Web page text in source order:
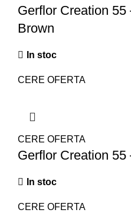
Gerflor Creation
Brown
In stoc
CERE OFERTA
CERE OFERTA
Gerflor Creation 55
In stoc
CERE OFERTA